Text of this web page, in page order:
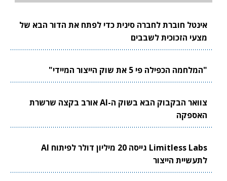
אינטל חוברת לחברה סינית כדי לפתח את הדור הבא של
מצעי הזכוכית לשבבים
"המלחמה הכפילה פי 5 את שוק הייצור המיידי"
צוואר הבקבוק הבא בשוק ה-AI אורב בקצה שרשרת
האספקה
Limitless Labs גייסה 20 מיליון דולר לפיתוח AI
לתעשיית הייצור